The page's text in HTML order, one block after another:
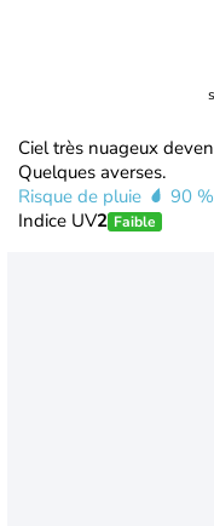
Ciel très nuageux
Quelques averses.
Risque de pluie
90 %
Indice UV2 Faible